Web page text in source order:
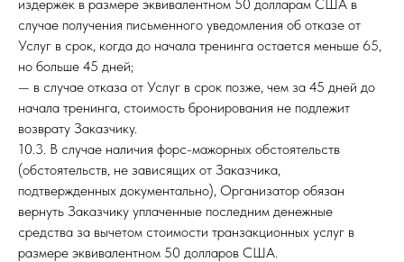
издержек в размере эквивалентном 50 долларам США в
случае получения письменного уведомления об отказе от
Услуг в срок, когда до начала тренинга остается меньше 65,
но больше 45 дней;
— в случае отказа от Услуг в срок позже, чем за 45 дней до
начала тренинга, стоимость бронирования не подлежит
возврату Заказчику.
10.3. В случае наличия форс-мажорных обстоятельств
(обстоятельств, не зависящих от Заказчика,
подтвержденных документально), Организатор обязан
вернуть Заказчику уплаченные последним денежные
средства за вычетом стоимости транзакционных услуг в
размере эквивалентном 50 долларов США.